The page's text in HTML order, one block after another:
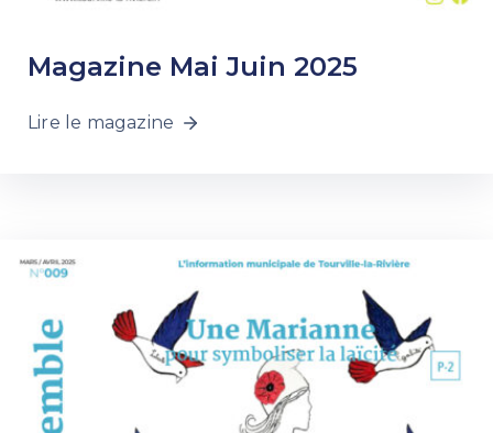
Magazine Mai Juin 2025
Lire le magazine